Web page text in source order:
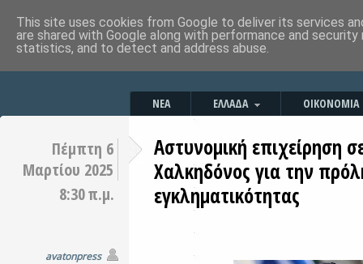
ΝΕΑ ΕΛΛΑΔΑ ΟΙΚΟΝΟΜΙΑ
Πέμπτη 6
Μαρτίου 2025
8:30 π.μ.
avatonpress
Αστυνομική επιχείρηση
Χαλκηδόνος για την
εγκληματικότητας
This site uses cookies from Google to deliver its services
are shared with Google along with performance and
statistics, and to detect and address abuse.